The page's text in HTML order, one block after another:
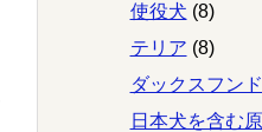
使役犬 (8)
テリア (8)
ダックスフンド
日本犬を含む